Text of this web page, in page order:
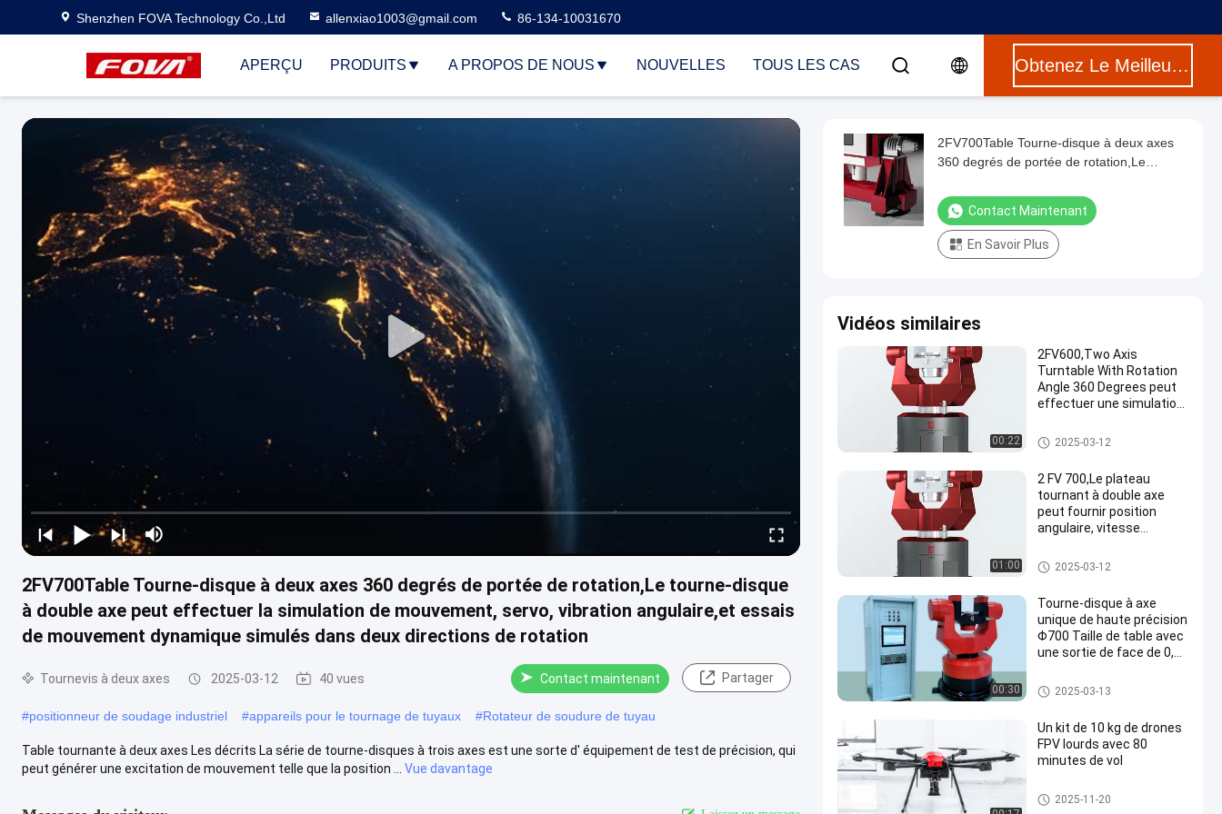
Shenzhen FOVA Technology Co.,Ltd allenxiao1003@gmail.com 86-134-10031670
APERÇU PRODUITS A PROPOS DE NOUS NOUVELLES TOUS LES CAS Obtenez Le Meilleur Prix
2FV700Table Tourne-disque à deux axes 360 degrés de portée de rotation,Le tourne-disque
à double axe peut effectuer la simulation de mouvement, servo, vibration angulaire,et essais
de mouvement dynamique simulés dans deux directions de rotation
Tournevis à deux axes 2025-03-12 40 vues Contact maintenant Partager
#positionneur de soudage industriel #appareils pour le tournage de tuyaux #Rotateur de soudure de tuyau
Table tournante à deux axes Les décrits La série de tourne-disques à trois axes est une sorte d' équipement de test de précision, qui
peut générer une excitation de mouvement telle que la position ...
Vue davantage
2FV700Table Tourne-disque à deux axes
360 degrés de portée de rotation,Le
la simulation de mouvement, servo,
vibration angulaire,et essais de mouvement
dynamique simulés dans deux directions
de rotation
Contact Maintenant
En Savoir Plus
Vidéos similaires
00:22
2FV600,Two Axis
Turntable With Rotation
Angle 360 Degrees peut
effectuer une simulation
des vibrations angulaires
et des tests de
simulés dans deux
directions de rotation
dans l'espace.
Tournevis à deux axes
2025-03-12
01:00
2 FV 700,Le plateau
tournant à double axe
peut fournir position
angulaire, vitesse
mouvement
d'accélération angulaire
gyroscopes, positionneur
de soudage de tube de
capacité 70 kg
Tournevis à deux axes
2025-03-12
00:30
Tourne-disque à axe
unique de haute précision
Φ700 Taille de table avec
une sortie de face de 0,05
de 1 × 10 -4
Tournevis à deux axes
2025-03-13
Un kit de 10 kg de drones
FPV lourds avec 80
minutes de vol
Kit de drones FPV
2025-11-20